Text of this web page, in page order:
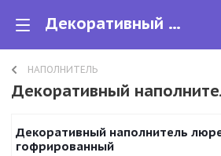
Декоративный наполнитель
НАПОЛНИТЕЛЬ
Декоративный
Декоративный наполнитель
гофрированный